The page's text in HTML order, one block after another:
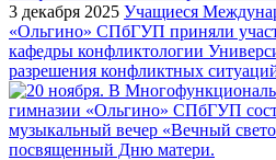
3 декабря 2025 Учащиеся
«Ольгино» СПбГУП приняли
кафедры конфликтологии
разрешения конфликтных